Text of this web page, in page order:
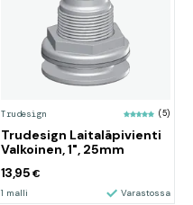
Trudesign (5)
Trudesign Laitaläpivienti
Valkoinen, 1", 25mm
13,95 €
1 malli Varastossa